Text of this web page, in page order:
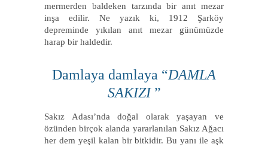
mermerden baldeken tarzında bir anıt mezar
inşa edilir. Ne yazık ki, 1912 Şarköy
depreminde yıkılan anıt mezar günümüzde
harap bir haldedir.
Damlaya damlaya “DAMLA
SAKIZI ”
Sakız Adası’nda doğal olarak yaşayan ve
özünden birçok alanda yararlanılan Sakız Ağacı
her dem yeşil kalan bir bitkidir. Bu yanı ile aşk